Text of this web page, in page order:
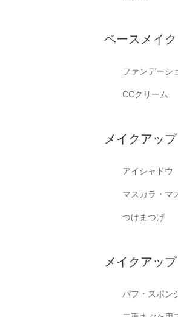
ベースメイク
ファンデーシ
CCクリーム
メイクアップ
アイシャドウ
マスカラ・マ
つけまつげ
メイクアッ
パフ・スポン